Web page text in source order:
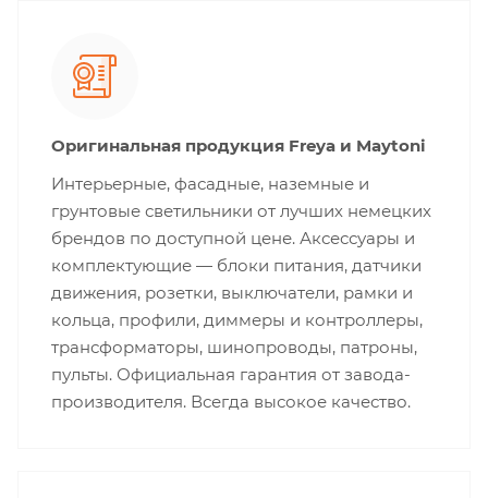
Оригинальная продукция Freya и Maytoni
Интерьерные, фасадные, наземные и
грунтовые светильники от лучших немецких
брендов по доступной цене. Аксессуары и
комплектующие — блоки питания, датчики
движения, розетки, выключатели, рамки и
кольца, профили, диммеры и контроллеры,
трансформаторы, шинопроводы, патроны,
пульты. Официальная гарантия от завода-
производителя. Всегда высокое качество.